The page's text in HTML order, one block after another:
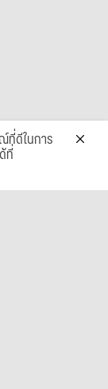
ที่ดีในการ
ที่